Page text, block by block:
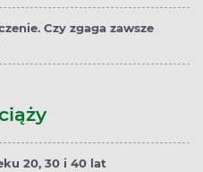
Czy zgaga zawsze
20, 30 i 40 lat